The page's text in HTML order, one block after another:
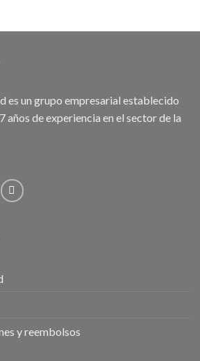
es un grupo empresarial establecido
años de experiencia en el sector de la
y reembolsos